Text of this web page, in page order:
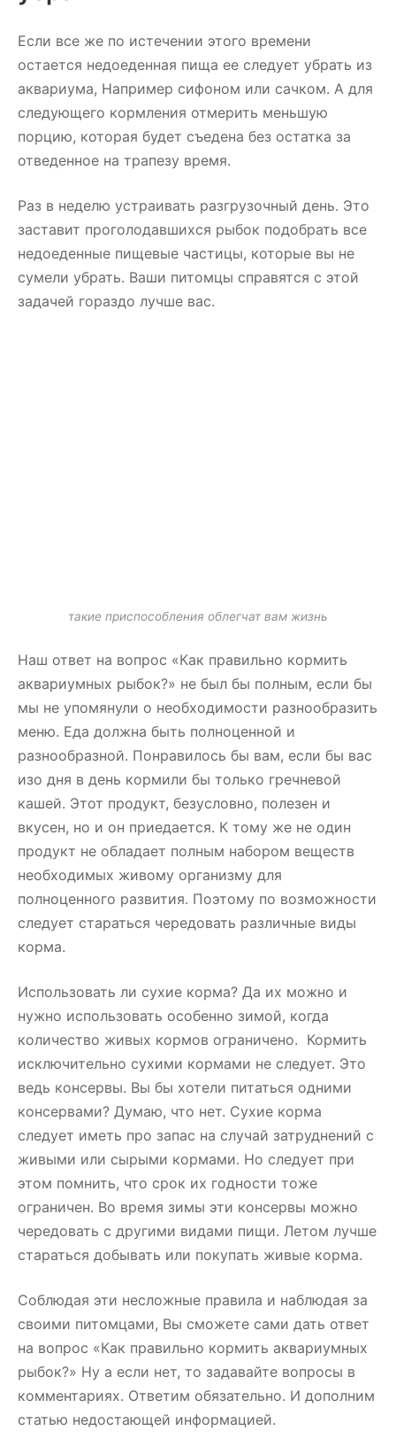
Если все же по истечении этого времени
остается недоеденная пища ее следует убрать из
аквариума, Например сифоном или сачком. А для
следующего кормления отмерить меньшую
порцию, которая будет съедена без остатка за
отведенное на трапезу время.
Раз в неделю устраивать разгрузочный день. Это
заставит проголодавшихся рыбок подобрать все
недоеденные пищевые частицы, которые вы не
сумели убрать. Ваши питомцы справятся с этой
задачей гораздо лучше вас.
такие приспособления облегчат вам жизнь
Наш ответ на вопрос «Как правильно кормить
аквариумных рыбок?» не был бы полным, если бы
мы не упомянули о необходимости разнообразить
меню. Еда должна быть полноценной и
разнообразной. Понравилось бы вам, если бы вас
изо дня в день кормили бы только гречневой
кашей. Этот продукт, безусловно, полезен и
вкусен, но и он приедается. К тому же не один
продукт не обладает полным набором веществ
необходимых живому организму для
полноценного развития. Поэтому по возможности
следует стараться чередовать различные виды
корма.
Использовать ли сухие корма? Да их можно и
нужно использовать особенно зимой, когда
количество живых кормов ограничено. Кормить
исключительно сухими кормами не следует. Это
ведь консервы. Вы бы хотели питаться одними
консервами? Думаю, что нет. Сухие корма
следует иметь про запас на случай затруднений с
живыми или сырыми кормами. Но следует при
этом помнить, что срок их годности тоже
ограничен. Во время зимы эти консервы можно
чередовать с другими видами пищи. Летом лучше
стараться добывать или покупать живые корма.
Соблюдая эти несложные правила и наблюдая за
своими питомцами, Вы сможете сами дать ответ
на вопрос «Как правильно кормить аквариумных
рыбок?» Ну а если нет, то задавайте вопросы в
комментариях. Ответим обязательно. И дополним
статью недостающей информацией.